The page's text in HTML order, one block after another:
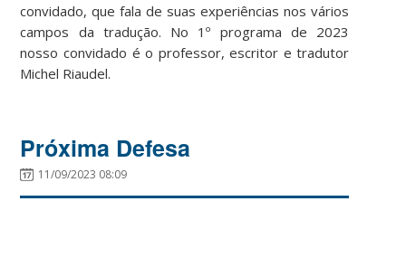
convidado, que fala de suas experiências nos vários
campos da tradução. No 1º programa de 2023
nosso convidado é o professor, escritor e tradutor
Michel Riaudel.
Próxima Defesa
11/09/2023 08:09